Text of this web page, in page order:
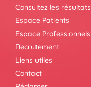
Consultez les résultats
Espace Patients
Espace Professionnels
Recrutement
Liens utiles
Contact